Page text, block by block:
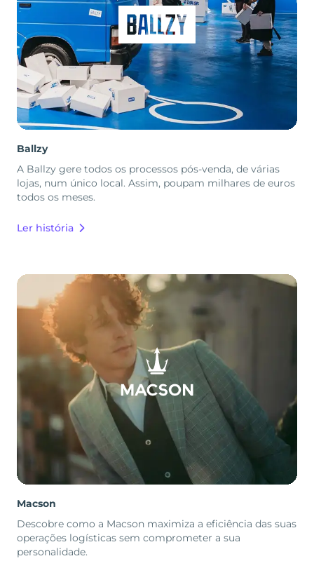
Ballzy
A Ballzy gere todos os processos pós-venda, de várias
lojas, num único local. Assim, poupam milhares de euros
todos os meses.
Ler história
Macson
Descobre como a Macson maximiza a eficiência das suas
operações logísticas sem comprometer a sua
personalidade.